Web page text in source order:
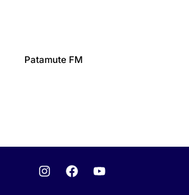
Patamute FM